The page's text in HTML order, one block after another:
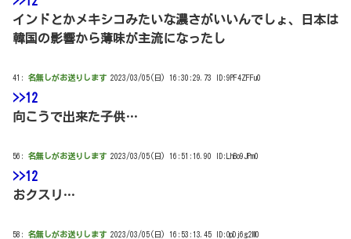
インドとかメキシコみたいな濃さがいいんでしょ、日本は
韓国の影響から薄味が主流になったし
41: 名無しがお送りします 2023/03/05(日) 16:30:29.73 ID:9PF4ZFFu0
>>12
向こうで出来た子供…
56: 名無しがお送りします 2023/03/05(日) 16:51:16.90 ID:LhBo9JPm0
>>12
おクスリ…
58: 名無しがお送りします 2023/03/05(日) 16:53:13.45 ID:OpDj6g2M0